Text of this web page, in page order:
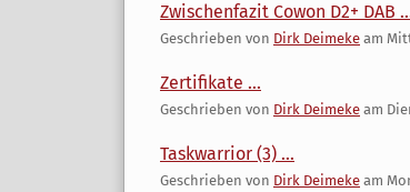
Zwischenfazit Cowon D2+ DAB
Geschrieben von Dirk Deimeke am
Zertifikate ...
Geschrieben von Dirk Deimeke am
Taskwarrior (3) ...
Geschrieben von Dirk Deimeke am